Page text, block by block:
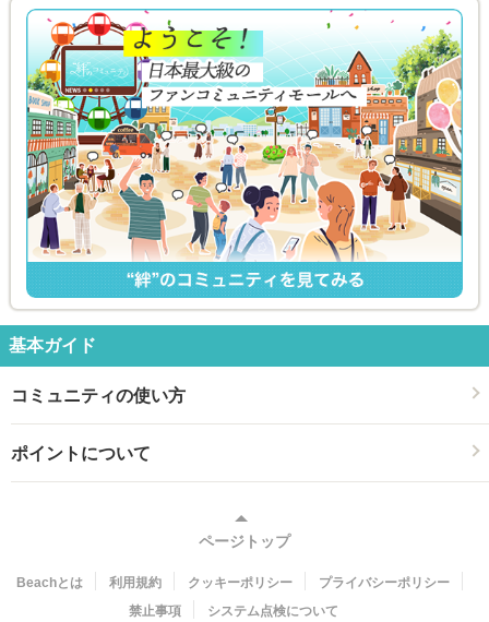
基本ガイド
コミュニティの使い方
ポイントについて
ページトップ
Beachとは 利用規約 クッキーポリシー
プライバシーポリシー
禁止事項
システム点検について